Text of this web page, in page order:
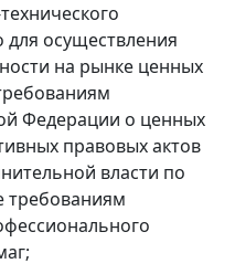
осуществления
на рынке ценных
Федерации о ценных
правовых актов
власти по
требованиям